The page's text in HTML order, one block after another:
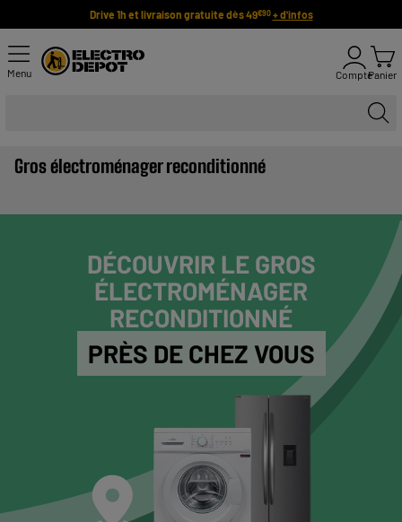
Drive 1h et livraison gratuite dès 49€90 + d'infos
Menu ComptePanier
Gros électroménager reconditionné
DÉCOUVRIR LE GROS
ÉLECTROMÉNAGER
RECONDITIONNÉ
PRÈS DE CHEZ VOUS